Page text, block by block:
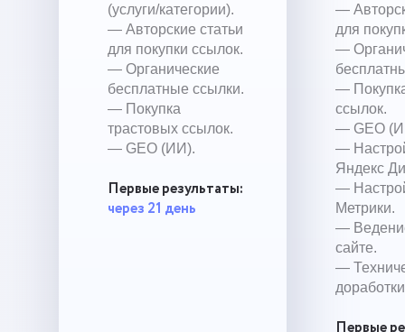
(услуги/категории).
— Авторские статьи
для покупки ссылок.
— Органические
бесплатные ссылки.
— Покупка
трастовых ссылок.
— GEO (ИИ).
Первые результаты:
через 21 день
—
для
—
—
ссылок.
— GEO
—
Яндекс
—
Метрики.
—
сайте.
—
Первые